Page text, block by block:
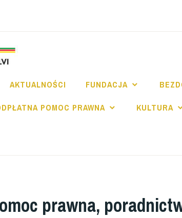
FUNDACJA
AKTUALNOŚCI FUNDACJA
POMOC PRAWNA KULTURA
prawna,